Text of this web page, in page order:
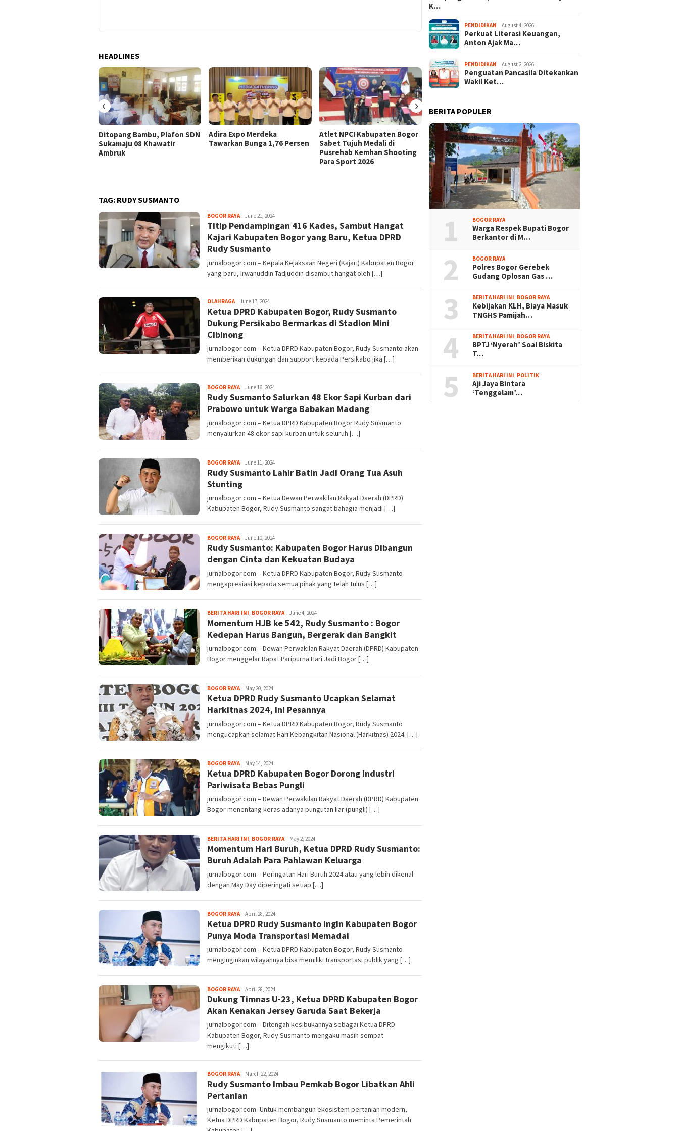
HEADLINES
Ditopang Bambu, Plafon SDN
Sukamaju 08 Khawatir
Ambruk
Adira Expo Merdeka
Tawarkan Bunga 1,76 Persen
Atlet NPCI Kabupaten Bogor
Sabet Tujuh Medali di
Pusrehab Kemhan Shooting
Para Sport 2026
Ajang Promosi Wisata,
Ratusan Peserta Ikuti Tour
Malasari Halimun Salak 2026
Kajari Denny Achmad Dukung
Pembangunan Wisma dan
Sarana Latihan Atlet NPCI
‹ ›
TAG: RUDY SUSMANTO
BOGOR RAYASayyev
June 21, 2024
Titip Pendampingan 416 Kades, Sambut Hangat
Kajari Kabupaten Bogor yang Baru, Ketua DPRD
Rudy Susmanto
jurnalbogor.com – Kepala Kejaksaan Negeri (Kajari) Kabupaten Bogor
yang baru, Irwanuddin Tadjuddin disambut hangat oleh […]
OLAHRAGASayyev
June 17, 2024
Ketua DPRD Kabupaten Bogor, Rudy Susmanto
Dukung Persikabo Bermarkas di Stadion Mini
Cibinong
jurnalbogor.com – Ketua DPRD Kabupaten Bogor, Rudy Susmanto akan
memberikan dukungan dan.support kepada Persikabo jika […]
BOGOR RAYASayyev
June 16, 2024
Rudy Susmanto Salurkan 48 Ekor Sapi Kurban dari
Prabowo untuk Warga Babakan Madang
jurnalbogor.com – Ketua DPRD Kabupaten Bogor Rudy Susmanto
menyalurkan 48 ekor sapi kurban untuk seluruh […]
BOGOR RAYASayyev
June 11, 2024
Rudy Susmanto Lahir Batin Jadi Orang Tua Asuh
Stunting
jurnalbogor.com – Ketua Dewan Perwakilan Rakyat Daerah (DPRD)
Kabupaten Bogor, Rudy Susmanto sangat bahagia menjadi […]
BOGOR RAYASayyev
June 10, 2024
Rudy Susmanto: Kabupaten Bogor Harus Dibangun
dengan Cinta dan Kekuatan Budaya
jurnalbogor.com – Ketua DPRD Kabupaten Bogor, Rudy Susmanto
mengapresiasi kepada semua pihak yang telah tulus […]
BERITA HARI INI, BOGOR RAYASayyev
June 4, 2024
Momentum HJB ke 542, Rudy Susmanto : Bogor
Kedepan Harus Bangun, Bergerak dan Bangkit
jurnalbogor.com – Dewan Perwakilan Rakyat Daerah (DPRD) Kabupaten
Bogor menggelar Rapat Paripurna Hari Jadi Bogor […]
BOGOR RAYASayyev
May 20, 2024
Ketua DPRD Rudy Susmanto Ucapkan Selamat
Harkitnas 2024, Ini Pesannya
jurnalbogor.com – Ketua DPRD Kabupaten Bogor, Rudy Susmanto
mengucapkan selamat Hari Kebangkitan Nasional (Harkitnas) 2024. […]
BOGOR RAYASayyev
May 14, 2024
Ketua DPRD Kabupaten Bogor Dorong Industri
Pariwisata Bebas Pungli
jurnalbogor.com – Dewan Perwakilan Rakyat Daerah (DPRD) Kabupaten
Bogor menentang keras adanya pungutan liar (pungli) […]
BERITA HARI INI, BOGOR RAYASayyev
May 2, 2024
Momentum Hari Buruh, Ketua DPRD Rudy Susmanto:
Buruh Adalah Para Pahlawan Keluarga
jurnalbogor.com – Peringatan Hari Buruh 2024 atau yang lebih dikenal
dengan May Day diperingati setiap […]
BOGOR RAYASayyev
April 28, 2024
Ketua DPRD Rudy Susmanto Ingin Kabupaten Bogor
Punya Moda Transportasi Memadai
jurnalbogor.com – Ketua DPRD Kabupaten Bogor, Rudy Susmanto
menginginkan wilayahnya bisa memiliki transportasi publik yang […]
BOGOR RAYASayyev
April 28, 2024
Dukung Timnas U-23, Ketua DPRD Kabupaten Bogor
Akan Kenakan Jersey Garuda Saat Bekerja
jurnalbogor.com – Ditengah kesibukannya sebagai Ketua DPRD
Kabupaten Bogor, Rudy Susmanto mengaku masih sempat
mengikuti […]
BOGOR RAYASayyev
March 22, 2024
Rudy Susmanto Imbau Pemkab Bogor Libatkan Ahli
Pertanian
jurnalbogor.com -Untuk membangun ekosistem pertanian modern,
Ketua DPRD Kabupaten Bogor, Rudy Susmanto meminta Pemerintah
K…
PENDIDIKAN August 4, 2026
Perkuat Literasi Keuangan,
Anton Ajak Ma…
PENDIDIKAN August 2, 2026
Penguatan Pancasila Ditekankan
Wakil Ket…
BERITA POPULER
1 BOGOR RAYA
Warga Respek Bupati Bogor
Berkantor di M…
2 BOGOR RAYA
Polres Bogor Gerebek
Gudang Oplosan Gas …
3 BERITA HARI INI, BOGOR RAYA
Kebijakan KLH, Biaya Masuk
TNGHS Pamijah…
4 BERITA HARI INI, BOGOR RAYA
BPTJ ‘Nyerah’ Soal Biskita
T…
5 BERITA HARI INI, POLITIK
Aji Jaya Bintara
‘Tenggelam’…